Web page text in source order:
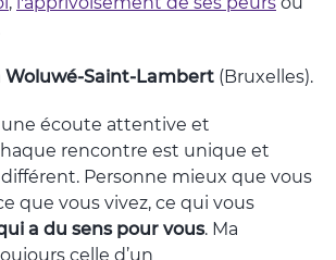
Woluwé-Saint-Lambert (Bruxelles).
écoute attentive et
rencontre est unique et
Personne mieux que vous
que vous vivez, ce qui vous
a du sens pour vous. Ma
celle d’un